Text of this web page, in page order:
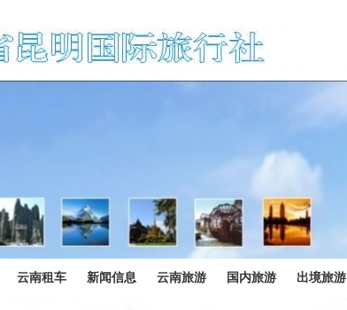
云南租车 新闻信息 云南旅游 国内旅游 出境旅游